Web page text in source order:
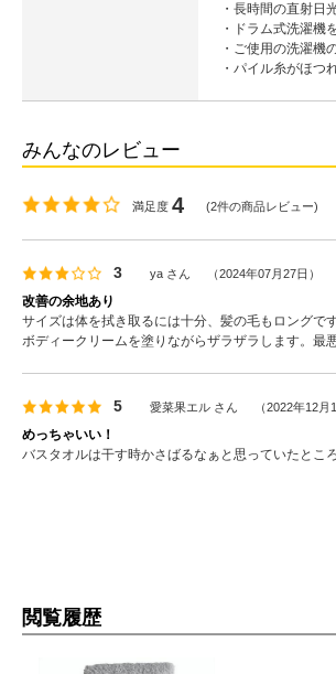
・長時間の直射日
・ドラム式洗濯機
・ご使用の洗濯機
・パイル糸がほつ
みんなのレビュー
満足度 4 (2件の商品レビュー)
3 ya さん （2024年07月27日 ）
改善の余地あり
サイズは体を拭き取るには十分、髪の毛もロング
ボディークリームを塗りながらザラザラします。最
5 愛菜果エル さん （2022年12月
めっちゃいい！
バスタオルは干す時かさばるなぁと思っていたとこ
閲覧履歴